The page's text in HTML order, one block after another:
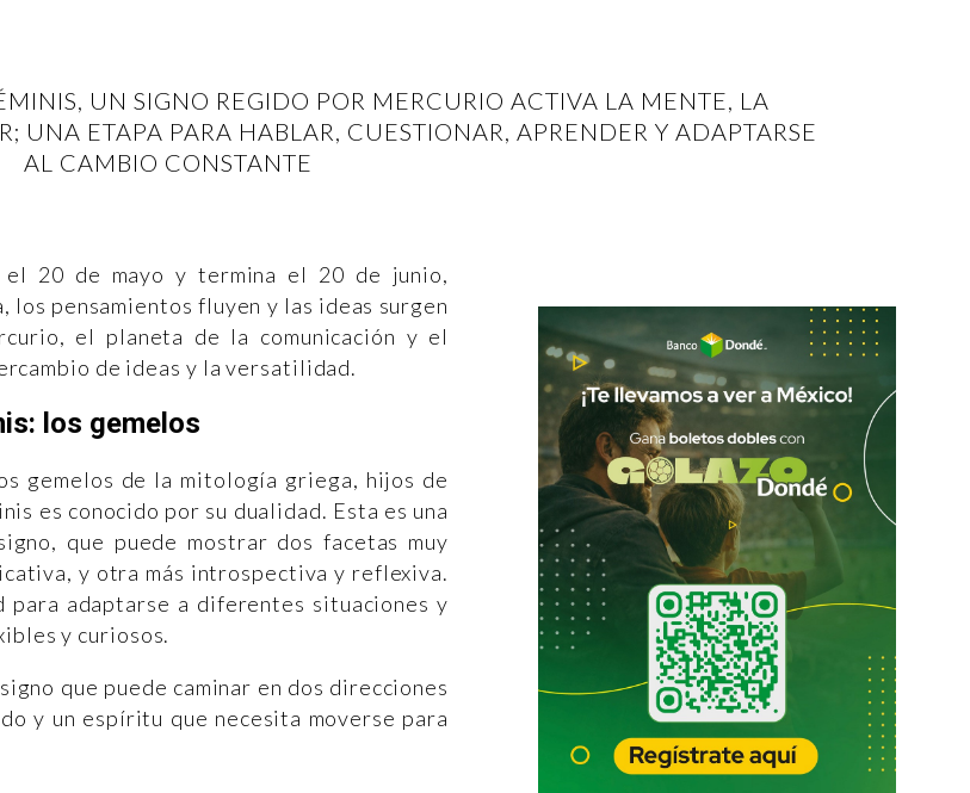
UN SIGNO REGIDO POR MERCURIO ACTIVA LA MENTE, LA
UNA ETAPA PARA HABLAR, CUESTIONAR, APRENDER Y ADAPTARSE
AL CAMBIO CONSTANTE
el 20 de mayo y termina el 20 de junio,
los pensamientos fluyen y las ideas surgen
el planeta de la comunicación y el
de ideas y la versatilidad.
los gemelos
gemelos de la mitología griega, hijos de
es conocido por su dualidad. Esta es una
que puede mostrar dos facetas muy
y otra más introspectiva y reflexiva.
para adaptarse a diferentes situaciones y
y curiosos.
que puede caminar en dos direcciones
y un espíritu que necesita moverse para